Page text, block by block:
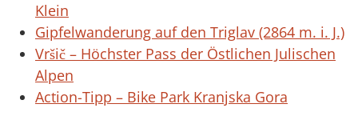
Klein
Gipfelwanderung auf den Triglav (2864 m. i. J.)
Vršič – Höchster Pass der Östlichen Julischen
Alpen
Action-Tipp – Bike Park Kranjska Gora